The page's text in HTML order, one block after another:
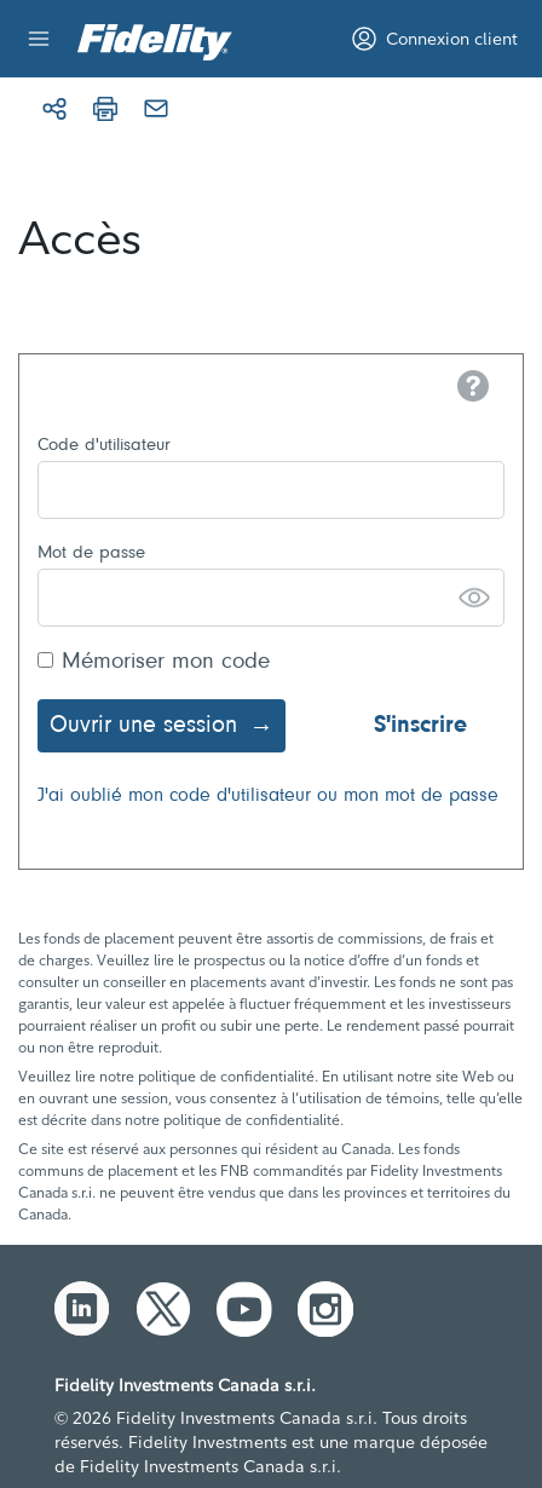
Connexion client
Accès
Help
Code d'utilisateur
Mot de passe
Mémoriser mon code
Ouvrir une session S'inscrire
J'ai oublié mon code d'utilisateur ou mon mot de passe
Les fonds de placement peuvent être assortis de commissions, de frais et
de charges. Veuillez lire le prospectus ou la notice d’offre d’un fonds et
consulter un conseiller en placements avant d’investir. Les fonds ne sont pas
garantis, leur valeur est appelée à fluctuer fréquemment et les investisseurs
pourraient réaliser un profit ou subir une perte. Le rendement passé pourrait
ou non être reproduit.
Veuillez lire notre politique de confidentialité. En utilisant notre site Web ou
en ouvrant une session, vous consentez à l’utilisation de témoins, telle qu’elle
est décrite dans notre politique de confidentialité.
Ce site est réservé aux personnes qui résident au Canada. Les fonds
communs de placement et les FNB commandités par Fidelity Investments
Canada s.r.i. ne peuvent être vendus que dans les provinces et territoires du
Canada.
Fidelity Investments Canada s.r.i.
© 2026 Fidelity Investments Canada s.r.i. Tous droits
réservés. Fidelity Investments est une marque déposée
de Fidelity Investments Canada s.r.i.